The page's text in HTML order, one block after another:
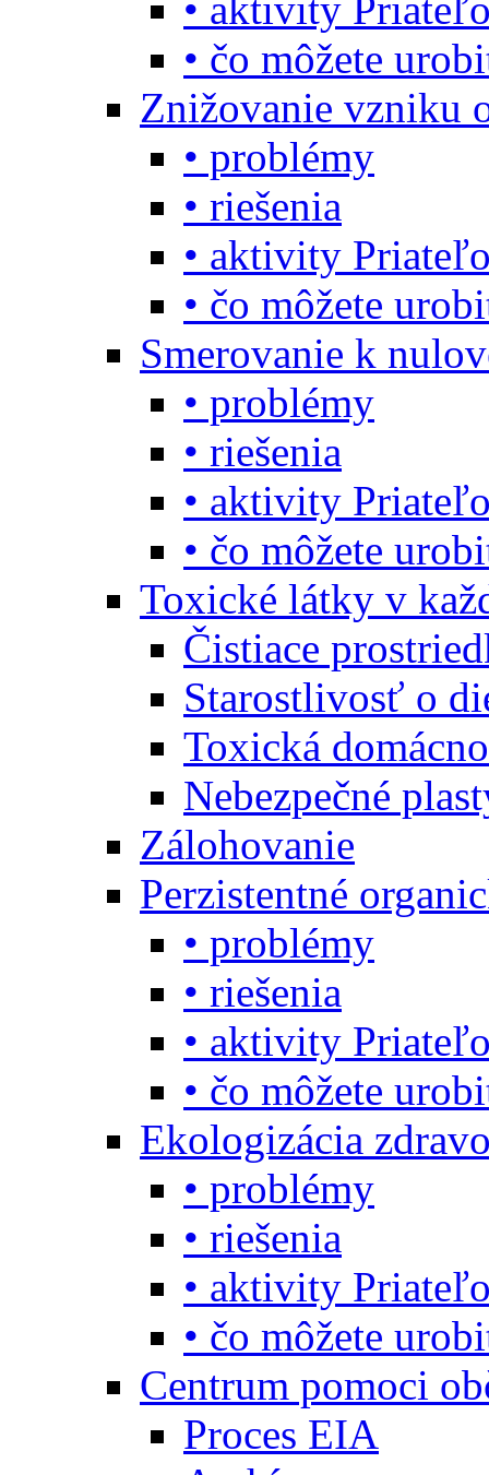
• čo môžete
Znižovanie vzniku
• problémy
• riešenia
• aktivity
• čo môžete
Smerovanie k
• problémy
• riešenia
• aktivity
• čo môžete
Toxické látky v
Čistiace
Starostlivosť o
Toxická
Nebezpečné
Zálohovanie
Perzistentné
• problémy
• riešenia
• aktivity
• čo môžete
Ekologizácia
• problémy
• riešenia
• aktivity
• čo môžete
Centrum pomoci
Proces EIA